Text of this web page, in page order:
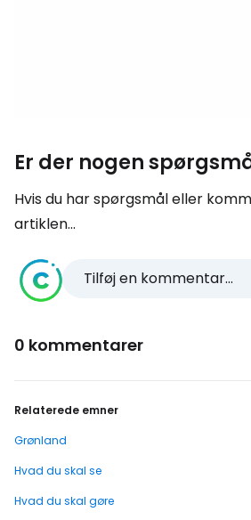
Er der nogen
Hvis du har spørgsmål eller
artiklen...
Tilføj en kommentar...
0 kommentarer
Relaterede emner
Grønland
Hvad du skal se
Hvad du skal gøre